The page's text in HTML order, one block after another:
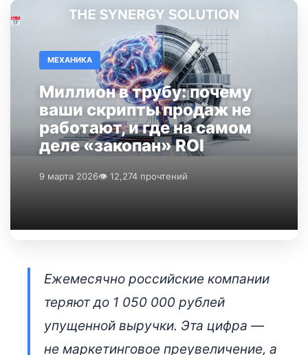
МЕХАНИКА
Миллион в трубу: почему
ваши скрипты продаж не
работают, и где на самом
деле «закопан» ROI
9 марта 2026👁 12,274 прочтений
Ежемесячно российские компании
теряют до 1 050 000 рублей
упущенной выручки. Эта цифра —
не маркетинговое преувеличение, а